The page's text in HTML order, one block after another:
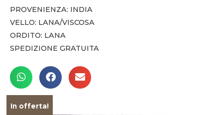
PROVENIENZA: INDIA
VELLO: LANA/VISCOSA
ORDITO: LANA
SPEDIZIONE GRATUITA
In offerta!